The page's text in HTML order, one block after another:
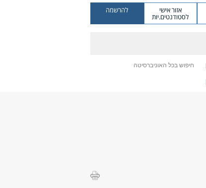
אזור אישי
לסטודנטים.יות
להרשמה
חיפוש בכל האוניברסיטה